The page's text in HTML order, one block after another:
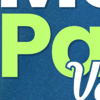
1 ARALIK 2026
Eğitim Tarihi
10:00 - 19:00
14490 TL
7990 TL